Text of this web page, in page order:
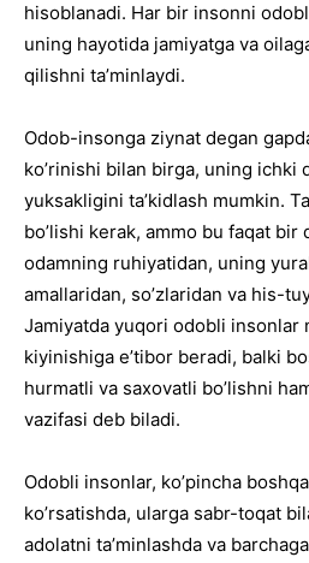
hisoblanadi. Har bir insonni
uning hayotida jamiyatga va
qilishni ta’minlaydi.
Odob-insonga ziynat degan
ko’rinishi bilan birga, uning ichki
yuksakligini ta’kidlash mumkin.
bo’lishi kerak, ammo bu faqat
odamning ruhiyatidan, uning
amallaridan, so’zlaridan va his-
Jamiyatda yuqori odobli insonlar
kiyinishiga e’tibor beradi, balki
hurmatli va saxovatli bo’lishni
vazifasi deb biladi.
Odobli insonlar, ko’pincha
ko’rsatishda, ularga sabr-toqat
adolatni ta’minlashda va